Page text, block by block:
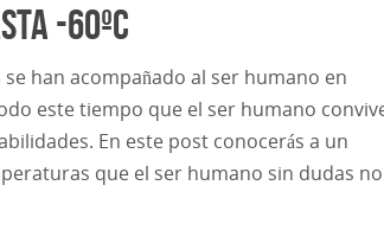
-60ºC
han acompañado al ser humano en
este tiempo que el ser humano
En este post conocerás a un
que el ser humano sin dudas no